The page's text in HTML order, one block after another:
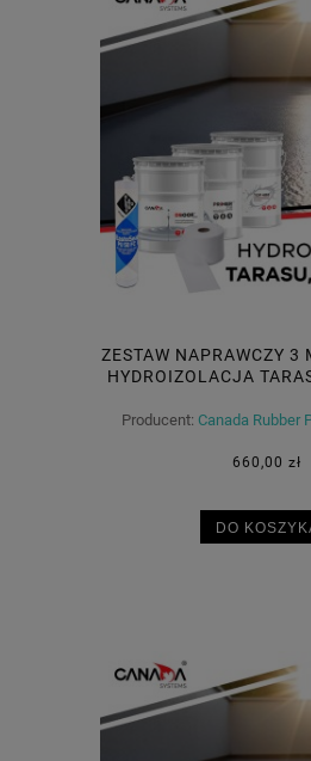
ZESTAW NAPRAWCZY 3
HYDROIZOLACJA
Producent: Canada Rubber
660,00 zł
DO